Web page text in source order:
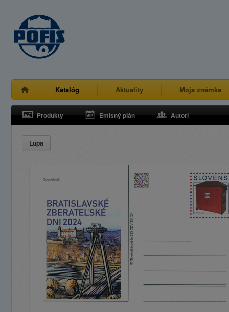
Katalóg Aktuality Moja známka
Produkty Emisný plán Autori
Lupa